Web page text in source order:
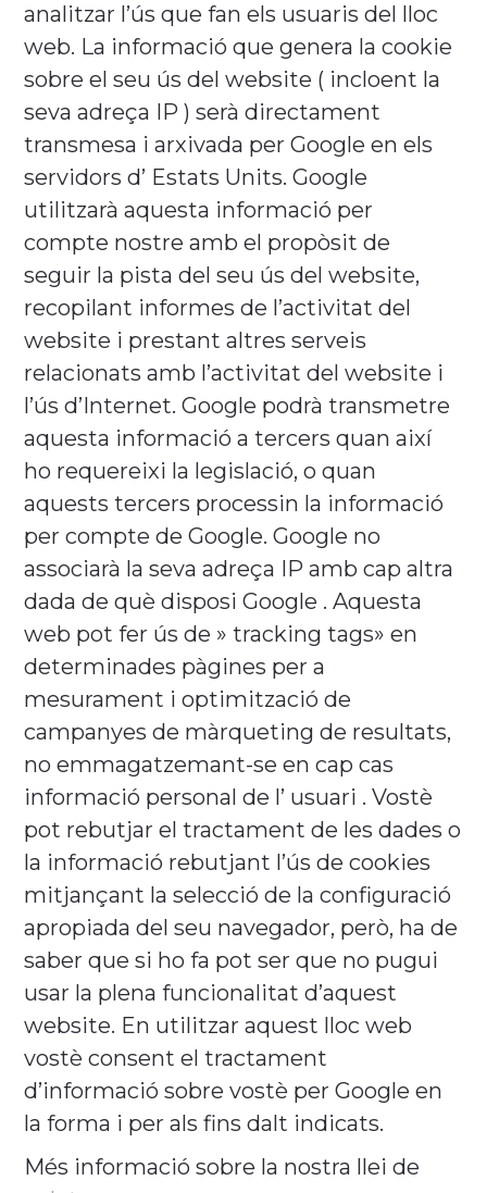
analitzar l’ús que fan els usuaris del lloc
web. La informació que genera la cookie
sobre el seu ús del website ( incloent la
seva adreça IP ) serà directament
transmesa i arxivada per Google en els
servidors d’ Estats Units. Google
utilitzarà aquesta informació per
compte nostre amb el propòsit de
seguir la pista del seu ús del website,
recopilant informes de l’activitat del
website i prestant altres serveis
relacionats amb l’activitat del website i
l’ús d’Internet. Google podrà transmetre
aquesta informació a tercers quan així
ho requereixi la legislació, o quan
aquests tercers processin la informació
per compte de Google. Google no
associarà la seva adreça IP amb cap altra
dada de què disposi Google . Aquesta
web pot fer ús de » tracking tags» en
determinades pàgines per a
mesurament i optimització de
campanyes de màrqueting de resultats,
no emmagatzemant-se en cap cas
informació personal de l’ usuari . Vostè
pot rebutjar el tractament de les dades o
la informació rebutjant l’ús de cookies
mitjançant la selecció de la configuració
apropiada del seu navegador, però, ha de
saber que si ho fa pot ser que no pugui
usar la plena funcionalitat d’aquest
website. En utilitzar aquest lloc web
vostè consent el tractament
d’informació sobre vostè per Google en
la forma i per als fins dalt indicats.
Més informació sobre la nostra llei de